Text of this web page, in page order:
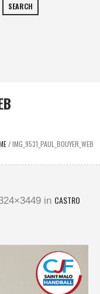
SEARCH
/IMG_9531_PAUL_BOUYER_WEB
in CASTRO